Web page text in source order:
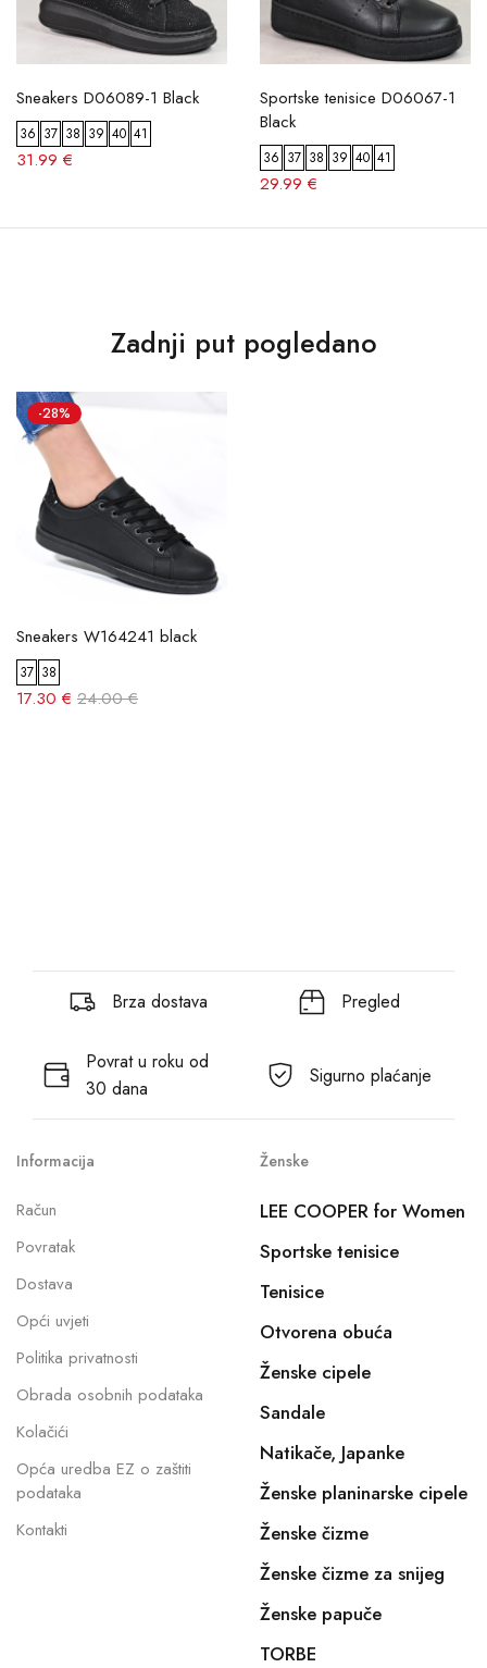
Sneakers D06089-1 Black
36 37 38 39 40 41
31.99 €
Sportske tenisice D06067-1
Black
36 37 38 39 40 41
29.99 €
Zadnji put pogledano
-28%
Sneakers W164241 black
37 38
17.30 € 24.00 €
Brza dostava Pregled
Povrat u roku od
30 dana
Sigurno plaćanje
Informacija
Račun
Povratak
Dostava
Opći uvjeti
Politika privatnosti
Obrada osobnih podataka
Kolačići
Opća uredba EZ o zaštiti
podataka
Kontakti
Ženske
LEE COOPER for Women
Sportske tenisice
Tenisice
Otvorena obuća
Ženske cipele
Sandale
Natikače, Japanke
Ženske planinarske cipele
Ženske čizme
Ženske čizme za snijeg
Ženske papuče
TORBE